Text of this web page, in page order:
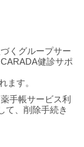
くグループサー
健診サポ
ます。
手帳サービス利
て、削除手続き